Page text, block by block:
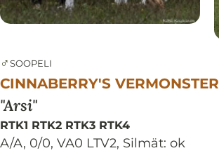
♂SOOPELI
CINNABERRY'S VERMONSTER
Arsi
RTK1 RTK2 RTK3 RTK4
A/A, 0/0, VA0 LTV2, Silmät: ok